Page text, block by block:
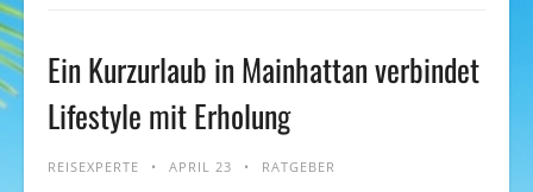
Ein Kurzurlaub in Mainhattan verbindet
Lifestyle mit Erholung
REISEXPERTE APRIL 23 RATGEBER